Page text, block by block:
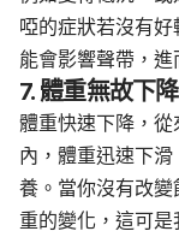
啞的症狀若沒有
能會影響聲帶，進
7. 體重無故下降
體重快速下降，
內，體重迅速下
養。當你沒有改
重的變化，這可是